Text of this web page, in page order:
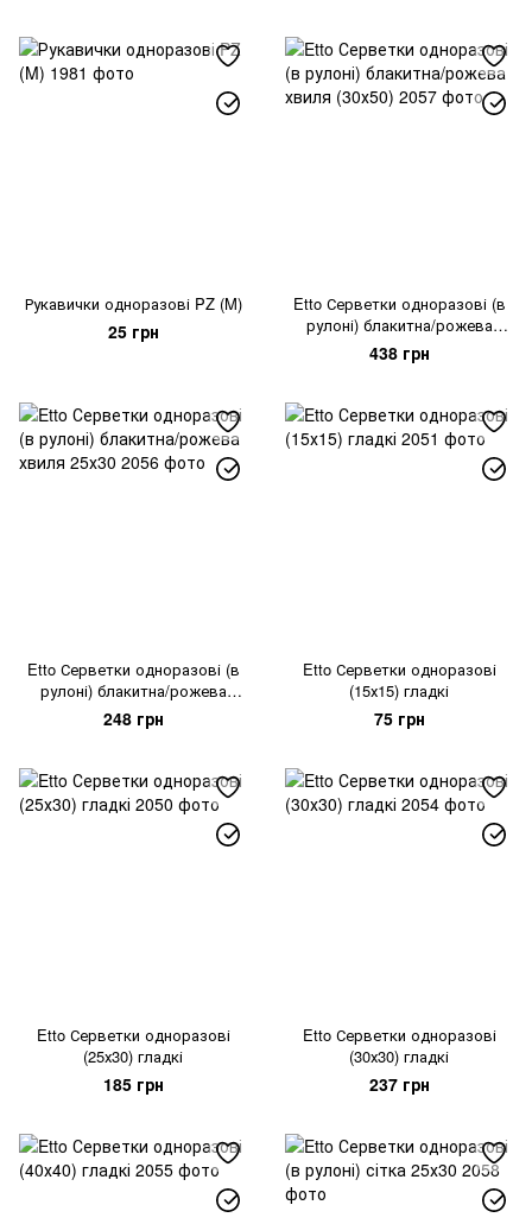
Рукавички одноразові PZ (M)
25 грн
Etto Серветки одноразові (в
рулоні) блакитна/рожева
хвиля (30х50)
438 грн
Etto Серветки одноразові (в
рулоні) блакитна/рожева
хвиля 25х30
248 грн
Etto Серветки одноразові
(15х15) гладкі
75 грн
Etto Серветки одноразові
(25х30) гладкі
185 грн
Etto Серветки одноразові
(30х30) гладкі
237 грн